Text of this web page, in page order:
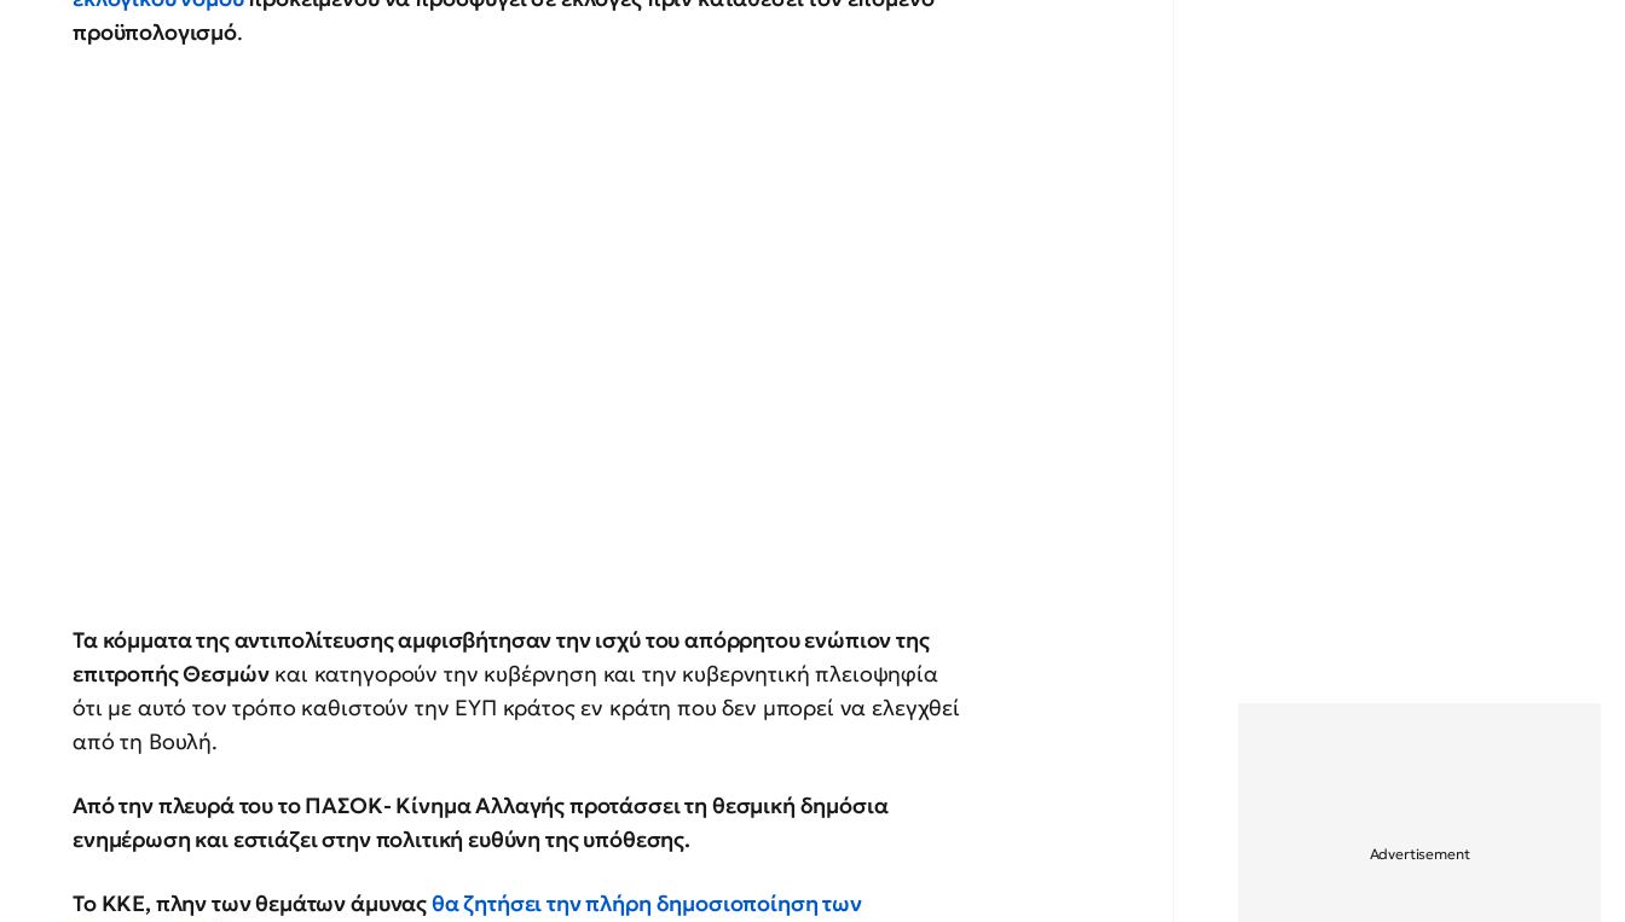
προϋπολογισμό.
Τα κόμματα της αντιπολίτευσης αμφισβήτησαν την ισχύ του απόρρητου ενώπιον της
επιτροπής Θεσμώνκαι κατηγορούν την κυβέρνηση και την κυβερνητική πλειοψηφία
ότι με αυτό τον τρόπο καθιστούν την ΕΥΠ κράτος εν κράτη που δεν μπορεί να ελεγχθεί
από τη Βουλή.
Από την πλευρά του το ΠΑΣΟΚ- Κίνημα Αλλαγής προτάσσει τη θεσμική δημόσια
ενημέρωση και εστιάζει στην πολιτική ευθύνη της υπόθεσης.
Το ΚΚΕ, πλην των θεμάτων άμυναςθα ζητήσει την πλήρη δημοσιοποίηση των